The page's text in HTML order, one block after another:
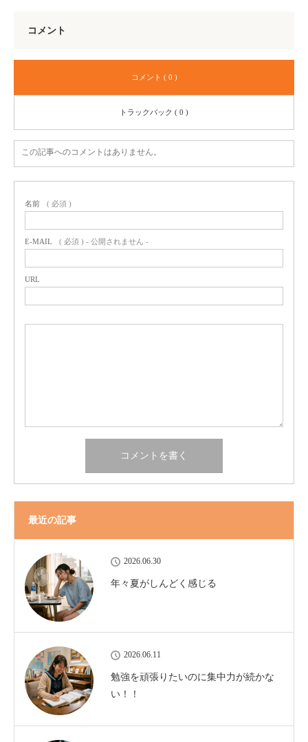
コメント
コメント ( 0 )
トラックバック ( 0 )
この記事へのコメントはありません。
名前 ( 必須 )
E-MAIL ( 必須 ) - 公開されません -
URL
最近の記事
2026.06.30
年々夏がしんどく感じる
2026.06.11
勉強を頑張りたいのに集中力が続かな
い！！